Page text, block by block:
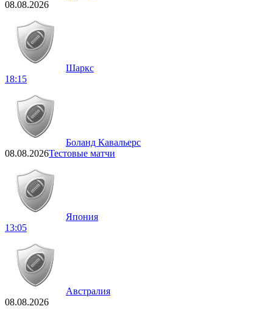
08.08.2026
Шаркс
18:15
Боланд Кавальерс
08.08.2026Тестовые матчи
Япония
13:05
Австралия
08.08.2026